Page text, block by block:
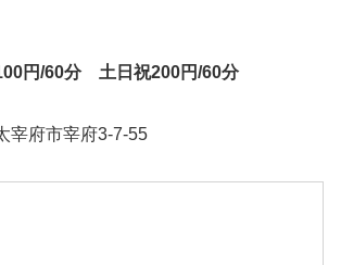
円/60分 土日祝200円/60分
宰府市宰府3-7-55